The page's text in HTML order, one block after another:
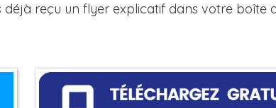
déjà reçu un flyer explicatif dans votre boîte